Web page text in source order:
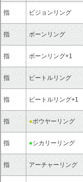
指 ビジョンリング
指 ボーンリング
指 ボーンリング+1
指 ビートルリング
指 ビートルリング+1
指 ●ボウヤーリング
指 ●シカリーリング
指 アーチャーリング